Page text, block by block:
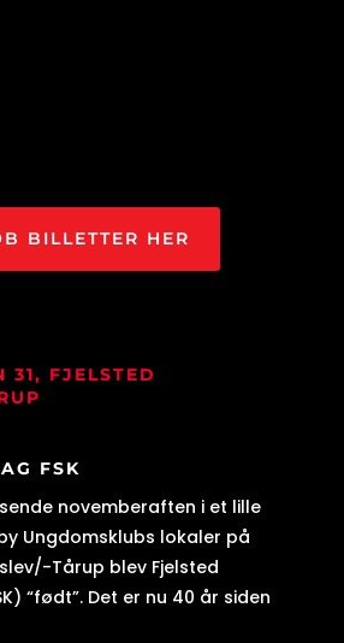
BILLETTER HER
31, FJELSTED
FSK
novemberaften i et lille
Ungdomsklubs lokaler på
Tårup blev Fjelsted
“født”. Det er nu 40 år siden